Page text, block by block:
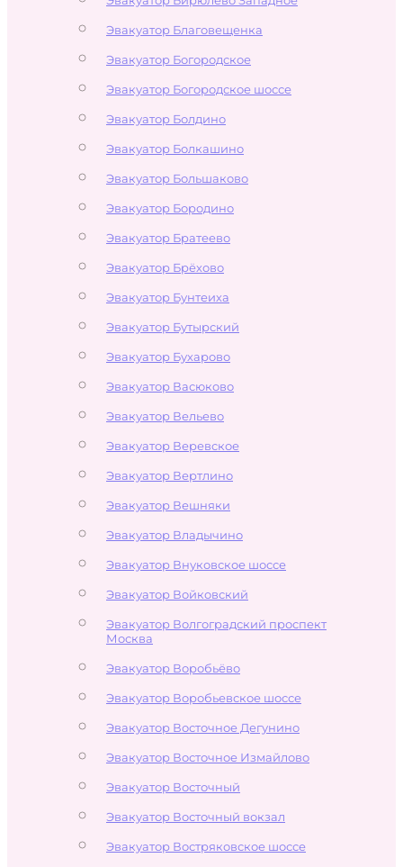
Эвакуатор Благовещенка
Эвакуатор Богородское
Эвакуатор Богородское шоссе
Эвакуатор Болдино
Эвакуатор Болкашино
Эвакуатор Большаково
Эвакуатор Бородино
Эвакуатор Братеево
Эвакуатор Брёхово
Эвакуатор Бунтеиха
Эвакуатор Бутырский
Эвакуатор Бухарово
Эвакуатор Васюково
Эвакуатор Вельево
Эвакуатор Веревское
Эвакуатор Вертлино
Эвакуатор Вешняки
Эвакуатор Владычино
Эвакуатор Внуковское шоссе
Эвакуатор Войковский
Эвакуатор Волгоградский проспект
Москва
Эвакуатор Воробьёво
Эвакуатор Воробьевское шоссе
Эвакуатор Восточное Дегунино
Эвакуатор Восточное Измайлово
Эвакуатор Восточный
Эвакуатор Восточный вокзал
Эвакуатор Востряковское шоссе